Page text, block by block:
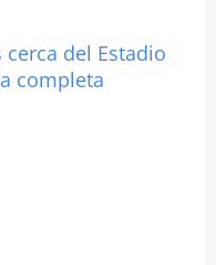
cerca del Estadio
completa